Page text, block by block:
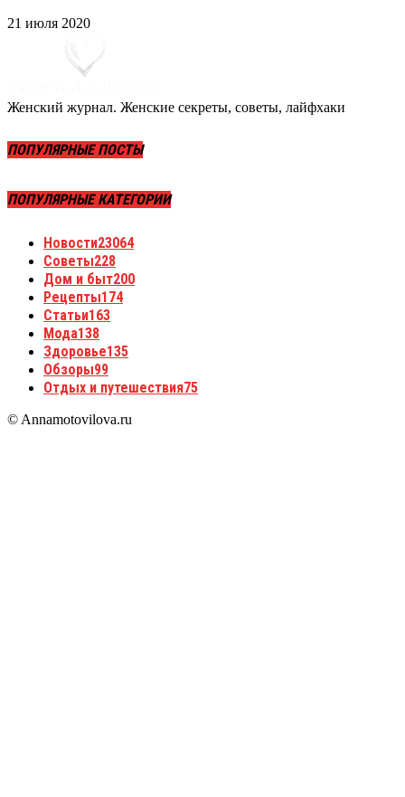
21 июля 2020
Женский журнал. Женские секреты, советы, лайфхаки
ПОПУЛЯРНЫЕ ПОСТЫ
ПОПУЛЯРНЫЕ КАТЕГОРИИ
Новости23064
Советы228
Дом и быт200
Рецепты174
Статьи163
Мода138
Здоровье135
Обзоры99
Отдых и путешествия75
© Annamotovilova.ru